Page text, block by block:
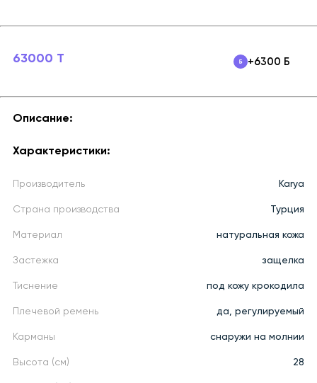
63000 T +6300 Б
Описание:
Характеристики:
Производитель Karya
Страна производства Турция
Материал натуральная кожа
Застежка защелка
Тиснение под кожу крокодила
Плечевой ремень да, регулируемый
Карманы снаружи на молнии
Высота (см) 28